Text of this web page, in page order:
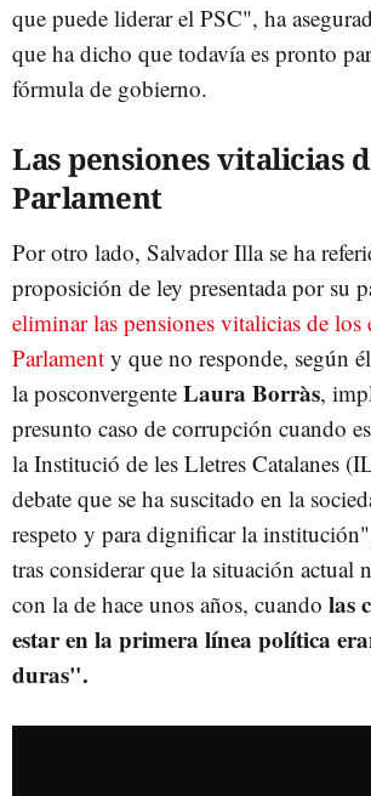
que puede liderar el PSC", ha
que ha dicho que todavía es pronto
fórmula de gobierno.
Las pensiones vitalicias
Parlament
Por otro lado, Salvador Illa se ha
proposición de ley presentada por su
eliminar las pensiones vitalicias de los
Parlament y que no responde, según
la posconvergente Laura Borràs,
presunto caso de corrupción cuando
la Institució de les Lletres Catalanes
debate que se ha suscitado en la
respeto y para dignificar la
tras considerar que la situación actual
con la de hace unos años, cuando las
estar en la primera línea política
duras".